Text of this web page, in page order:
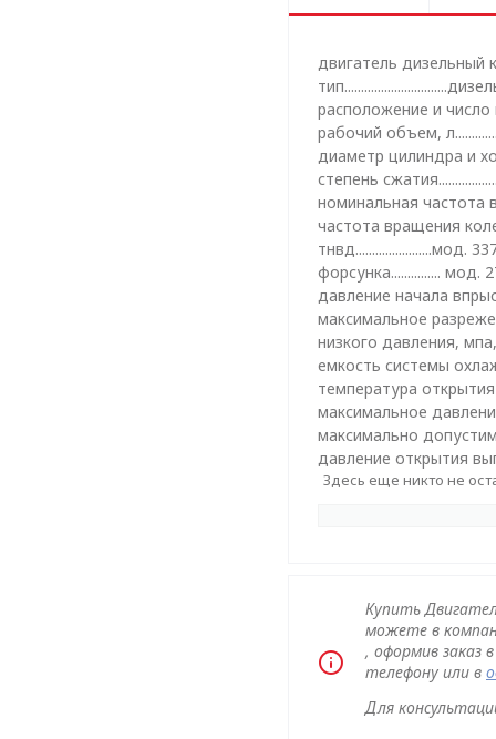
двигатель дизельный
расположение и число
рабочий объем,
диаметр цилиндра и
степень
номинальная частота
частота вращения
тнвд.......................мод.
форсунка............... мод.
давление начала
максимальное
низкого давления,
емкость системы
температура открытия
максимальное
максимально
давление открытия
Здесь еще никто не
Купить
можете в
, оформив заказ
телефону или в
Для